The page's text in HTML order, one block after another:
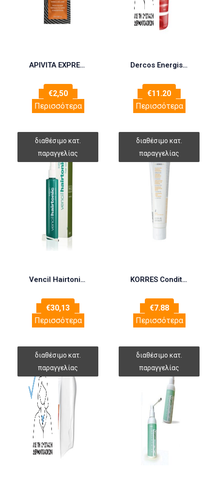
APIVITA EXPRESS BEAUTY Μάσκα Μαλλιών για Λάμψη & Αναζωογόνηση με Πορτοκάλι 20ml
€2,50
Περισσότερα
Dercos Energissant Conditioner
€11.20
Περισσότερα
Vencil Hairtonic Lotion 60ml (Τονωτική Λοσιόν)
€30,13
Περισσότερα
KORRES Conditioner Ηλίανθος & Τσάι του Βουνού 200ml
€7.88
Περισσότερα